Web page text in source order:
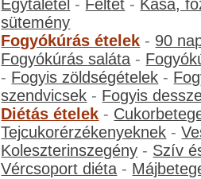
Egytálétel - Feltét - Kása,
sütemény
Fogyókúrás ételek - 90
Fogyókúrás saláta -
- Fogyis zöldségételek -
szendvicsek - Fogyis
Diétás ételek -
Tejcukorérzékenyeknek -
Koleszterinszegény - Szív
Vércsoport diéta -